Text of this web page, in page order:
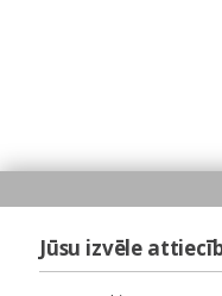
Jūsu izvēle